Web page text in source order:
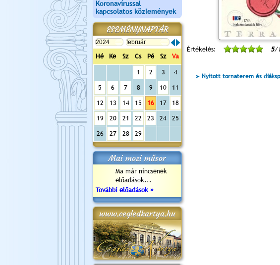
Koronavírussal
kapcsolatos közlemények
ESEMÉNYNAPTÁR
Hé Ke Sz Cs Pé Sz Va
1 2 3 4
5 6 7 8 9 10 11
12 13 14 15 16 17 18
19 20 21 22 23 24 25
26 27 28 29
Mai mozi műsor
Ma már nincsenek
előadások...
További előadások »
www.cegledkartya.hu
Értékelés: 5/
Nyitott tornaterem és